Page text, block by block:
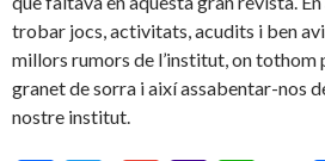
trobar jocs, activitats, acudits i ben
millors rumors de l’institut, on tothom
granet de sorra i així assabentar-nos
nostre institut.